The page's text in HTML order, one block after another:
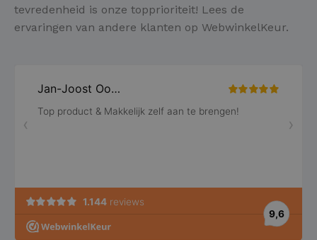
tevredenheid is onze topprioriteit! Lees de
ervaringen van andere klanten op WebwinkelKeur.